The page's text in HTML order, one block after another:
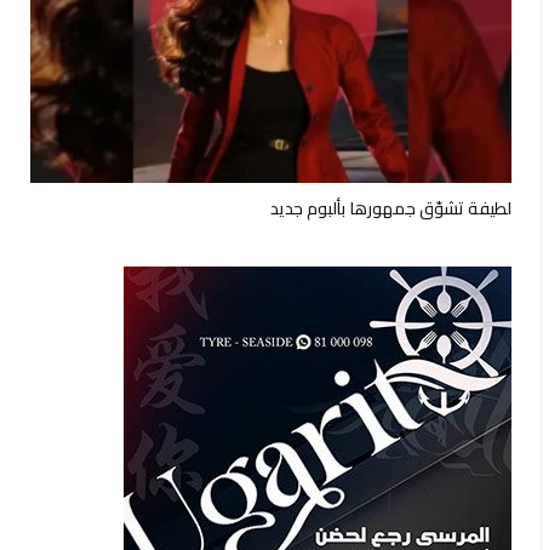
لطيفة تشوّق جمهورها بألبوم جديد